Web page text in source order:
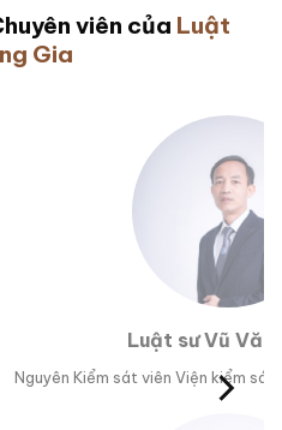
viên của Luật
Gia
sát nhân dân tỉnh Phú Yên.